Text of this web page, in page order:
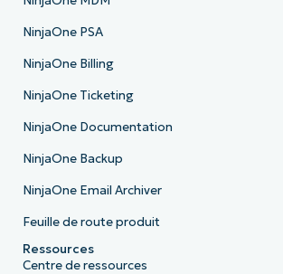
NinjaOne PSA
NinjaOne Billing
NinjaOne Ticketing
NinjaOne Documentation
NinjaOne Backup
NinjaOne Email Archiver
Feuille de route produit
Ressources
Centre de ressources